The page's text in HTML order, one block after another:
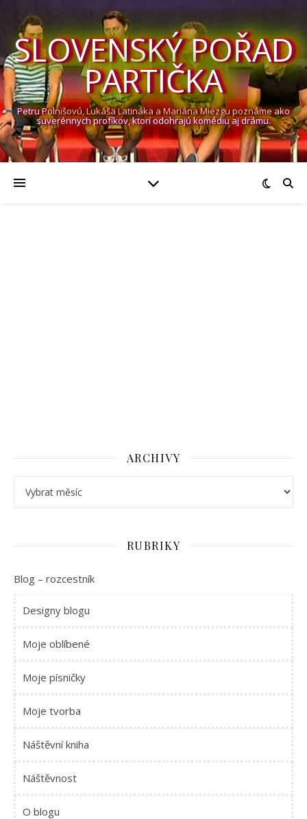
SLOVENSKÝ POŘAD
PARTIČKA
Petru Polnišovú, Lukáša Latináka a Mariána Miezgu poznáme ako
suverénnych profíkov, ktorí odohrajú komédiu aj drámu.
ARCHIVY
RUBRIKY
Blog – rozcestník
Designy blogu
Moje oblíbené
Moje písničky
Moje tvorba
Náštěvní kniha
Náštěvnost
O blogu